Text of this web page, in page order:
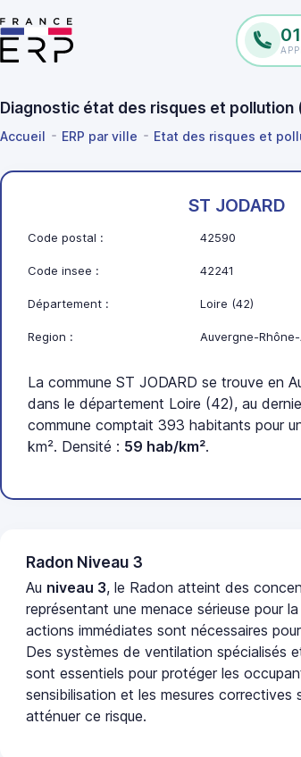
Diagnostic état des risques et pollution
Accueil ERP par ville Etat des risques et
ST JODARD
Code postal : 42590
Code insee : 42241
Département : Loire (42)
Region : Auvergne-
La commune ST JODARD se trouve en
dans le département Loire (42), au
commune comptait 393 habitants pour
km². Densité : 59 hab/km².
Radon Niveau 3
Au niveau 3, le Radon atteint des
représentant une menace sérieuse pour
actions immédiates sont nécessaires
Des systèmes de ventilation spécialisés
sont essentiels pour protéger les
sensibilisation et les mesures correctives
atténuer ce risque.